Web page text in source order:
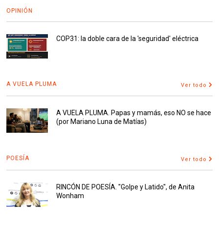
OPINIÓN
COP31: la doble cara de la 'seguridad' eléctrica
A VUELA PLUMA Ver todo
A VUELA PLUMA. Papas y mamás, eso NO se hace
(por Mariano Luna de Matías)
POESÍA Ver todo
RINCÓN DE POESÍA. "Golpe y Latido", de Anita
Wonham